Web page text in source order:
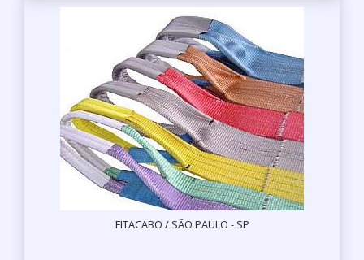
FITACABO / SÃO PAULO - SP